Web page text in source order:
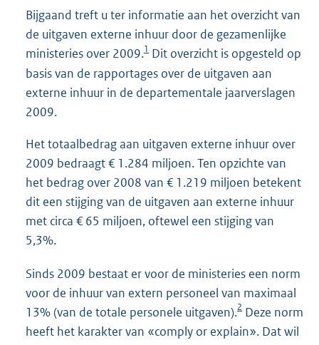
Bijgaand treft u ter informatie aan het overzicht van
de uitgaven externe inhuur door de gezamenlijke
ministeries over 2009.1 Dit overzicht is opgesteld op
basis van de rapportages over de uitgaven aan
externe inhuur in de departementale jaarverslagen
2009.
Het totaalbedrag aan uitgaven externe inhuur over
2009 bedraagt € 1.284 miljoen. Ten opzichte van
het bedrag over 2008 van € 1.219 miljoen betekent
dit een stijging van de uitgaven aan externe inhuur
met circa € 65 miljoen, oftewel een stijging van
5,3%.
Sinds 2009 bestaat er voor de ministeries een norm
voor de inhuur van extern personeel van maximaal
13% (van de totale personele uitgaven).2 Deze norm
heeft het karakter van «comply or explain». Dat wil